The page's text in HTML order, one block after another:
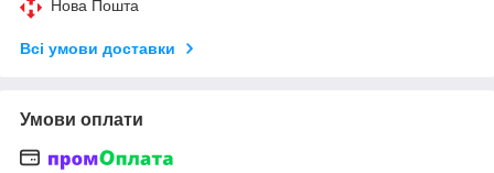
Нова Пошта
Всі умови доставки
Умови оплати